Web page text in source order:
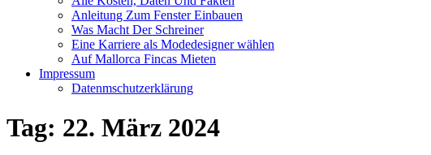
Anleitung Zum Fenster Einbauen
Was Macht Der Schreiner
Eine Karriere als Modedesigner wählen
Auf Mallorca Fincas Mieten
Impressum
Datenmschutzerklärung
Tag: 22. März 2024